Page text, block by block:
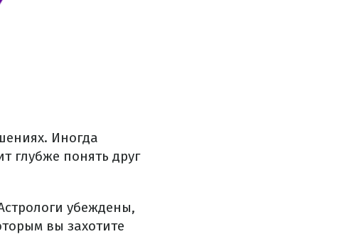
Иногда
глубже понять друг
убеждены,
вы захотите